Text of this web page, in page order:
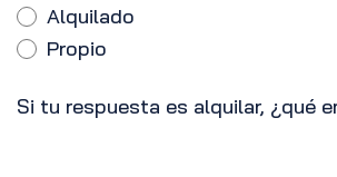
Alquilado
Propio
Si tu respuesta es alquilar, ¿qué